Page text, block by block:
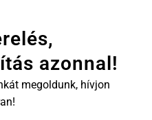
azonnal!
megoldunk, hívjon